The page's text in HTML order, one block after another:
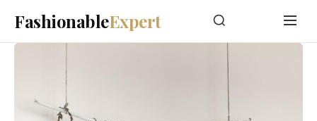
FashionableExpert